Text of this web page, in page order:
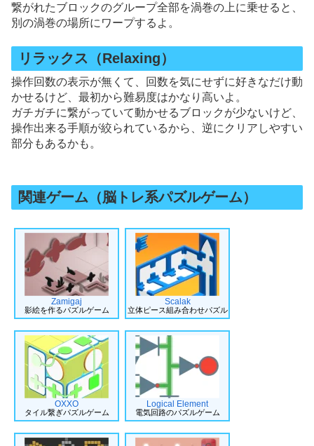
繋がれたブロックのグループ全部を渦巻の上に乗せると、
別の渦巻の場所にワープするよ。
リラックス（Relaxing）
操作回数の表示が無くて、回数を気にせずに好きなだけ動
かせるけど、最初から難易度はかなり高いよ。
ガチガチに繋がっていて動かせるブロックが少ないけど、
操作出来る手順が絞られているから、逆にクリアしやすい
部分もあるかも。
関連ゲーム（脳トレ系パズルゲーム）
Zamigaj
影絵を作るパズルゲーム
Scalak
立体ピース組み合わせパズル
OXXO
タイル繋ぎパズルゲーム
Logical Element
電気回路のパズルゲーム